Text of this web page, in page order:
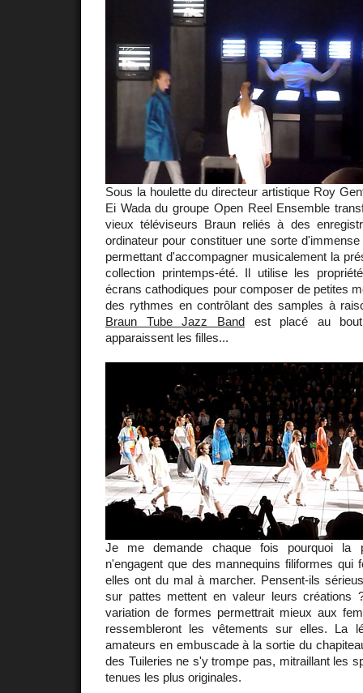
Sous la houlette du directeur artistique Roy
Ei Wada du groupe Open Reel Ensemble
vieux téléviseurs Braun reliés à des
ordinateur pour constituer une sorte
permettant d'accompagner musicalement la
collection printemps-été. Il utilise les
écrans cathodiques pour composer de petites
des rythmes en contrôlant des samples à
Braun Tube Jazz Bandest placé au
apparaissent les filles...
Je me demande chaque fois pourquoi la
n'engagent que des mannequins filiformes qui
elles ont du mal à marcher. Pensent-ils
sur pattes mettent en valeur leurs créations
variation de formes permettrait mieux aux
ressembleront les vêtements sur elles. La
amateurs en embuscade à la sortie du
des Tuileries ne s'y trompe pas, mitraillant les
tenues les plus originales.